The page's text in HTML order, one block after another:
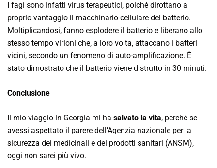
I fagi sono infatti virus terapeutici, poiché dirottano a
proprio vantaggio il macchinario cellulare del batterio.
Moltiplicandosi, fanno esplodere il batterio e liberano allo
stesso tempo virioni che, a loro volta, attaccano i batteri
vicini, secondo un fenomeno di auto-amplificazione. È
stato dimostrato che il batterio viene distrutto in 30 minuti.
Conclusione
Il mio viaggio in Georgia mi ha salvato la vita, perché se
avessi aspettato il parere dell’Agenzia nazionale per la
sicurezza dei medicinali e dei prodotti sanitari (ANSM),
oggi non sarei più vivo.